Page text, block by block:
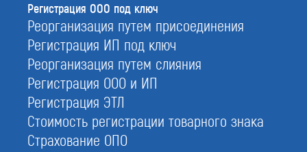
Регистрация ООО под ключ
Реорганизация путем присоединения
Регистрация ИП под ключ
Реорганизация путем слияния
Регистрация ООО и ИП
Регистрация ЭТЛ
Стоимость регистрации товарного знака
Страхование ОПО
Государственная регистрация
ООО
Регистрация ООО под ключ представляет собой
внесение в ЕГРЮЛ сведений об образовании
новой коммерческой организации.
Чтобы зарегистрировать ООО под ключ, вам не
придется прилагать дополнительных усилий на